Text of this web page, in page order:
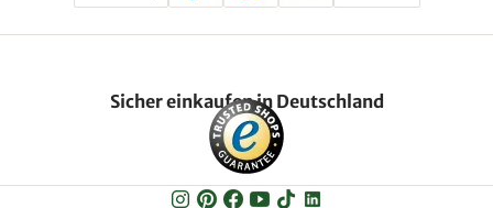
Sicher einkaufen in Deutschland